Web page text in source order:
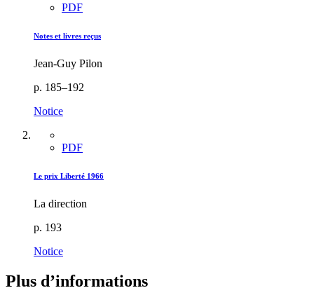
PDF
Notes et livres reçus
Jean-Guy Pilon
p. 185–192
Notice
PDF
Le prix Liberté 1966
La direction
p. 193
Notice
Plus d’informations